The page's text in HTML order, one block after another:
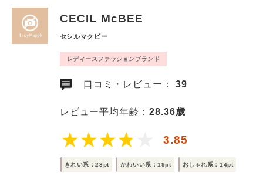
CECIL McBEE
セシルマクビー
レディースファッションブランド
口コミ・レビュー：39
レビュー平均年齢：28.36歳
3.85
きれい系：28pt かわいい系：19pt おしゃれ系：14pt